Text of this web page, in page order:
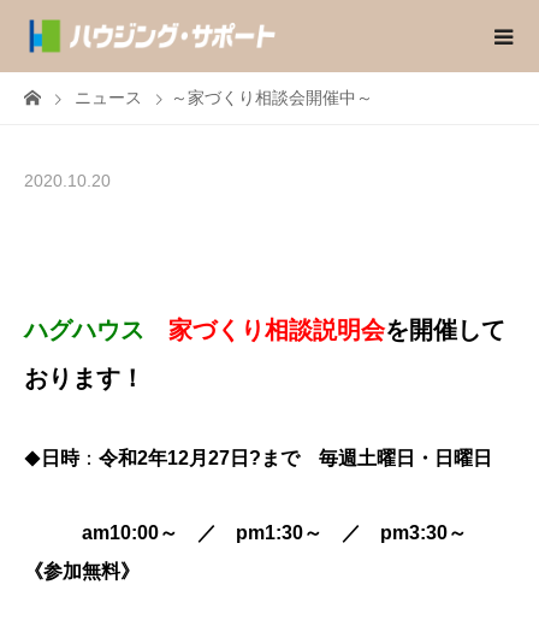
ニュース ～家づくり相談会開催中～
2020.10.20
ハグハウス 家づくり相談説明会を開催して
おります！
◆ 日時： 令和2年12月27日?まで 毎週土曜日・日曜日
am10:00～ ／ pm1:30～ ／ pm3:30～
《参加無料》